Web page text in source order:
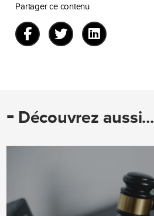
Partager ce contenu
- Découvrez aussi...